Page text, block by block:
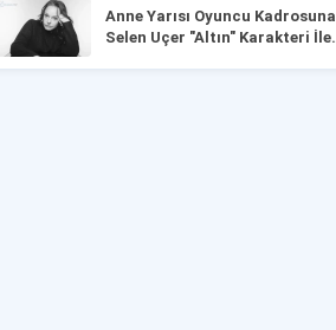
Anne Yarısı Oyuncu Kadrosuna
Selen Uçer "Altın" Karakteri İle